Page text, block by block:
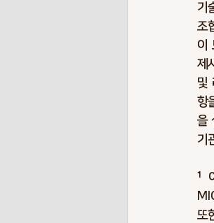
기
조
이
제
및
항
을
기
¹
또